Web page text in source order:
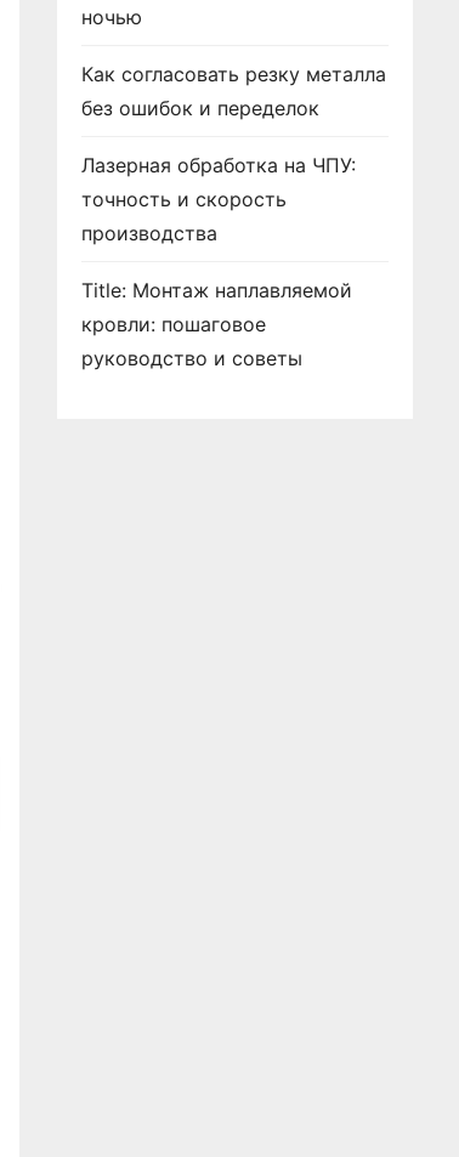
ночью
Как согласовать резку металла
без ошибок и переделок
Лазерная обработка на ЧПУ:
точность и скорость
производства
Title: Монтаж наплавляемой
кровли: пошаговое
руководство и советы